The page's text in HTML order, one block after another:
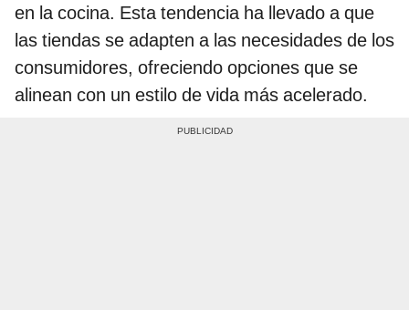
en la cocina. Esta tendencia ha llevado a que
las tiendas se adapten a las necesidades de los
consumidores, ofreciendo opciones que se
alinean con un estilo de vida más acelerado.